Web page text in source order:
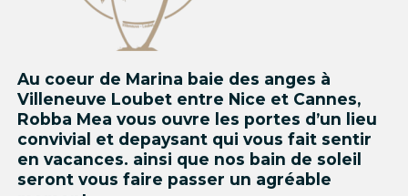
Au coeur de Marina baie des anges à
Villeneuve Loubet entre Nice et Cannes,
Robba Mea vous ouvre les portes d’un lieu
convivial et depaysant qui vous fait sentir
en vacances. ainsi que nos bain de soleil
seront vous faire passer un agréable